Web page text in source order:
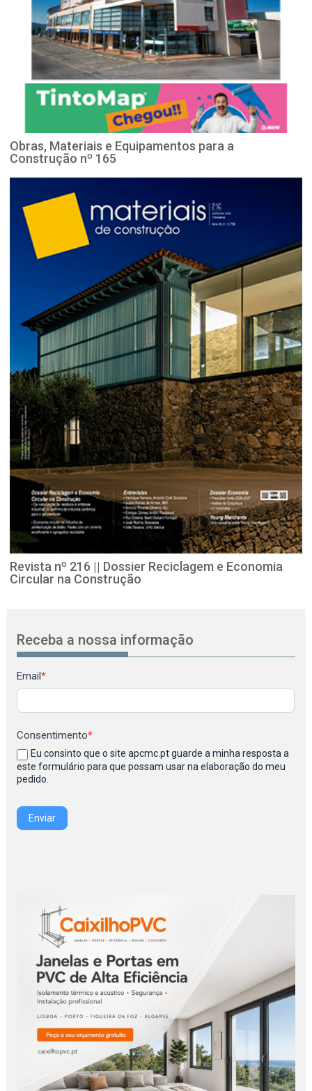
Obras, Materiais e Equipamentos para a
Construção nº 165
Revista nº 216 || Dossier Reciclagem e Economia
Circular na Construção
Receba a nossa informação
Newsletter
Email*
Consentimento*
Eu consinto que o site apcmc.pt guarde a minha resposta a
este formulário para que possam usar na elaboração do meu
pedido.
Enviar